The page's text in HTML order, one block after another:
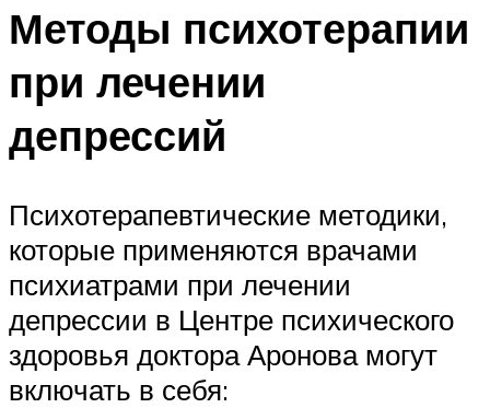
Методы психотерапии
при лечении
депрессий
Психотерапевтические методики,
которые применяются врачами
психиатрами при лечении
депрессии в Центре психического
здоровья доктора Аронова могут
включать в себя: